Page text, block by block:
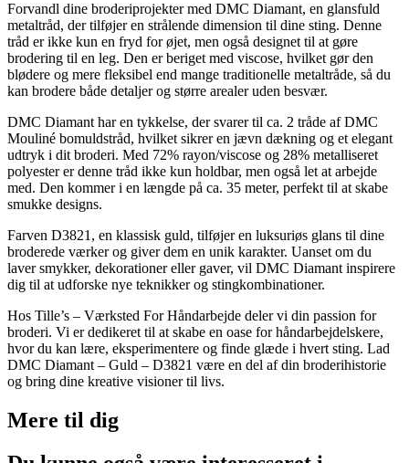
Forvandl dine broderiprojekter med DMC Diamant, en glansfuld
metaltråd, der tilføjer en strålende dimension til dine sting. Denne
tråd er ikke kun en fryd for øjet, men også designet til at gøre
brodering til en leg. Den er beriget med viscose, hvilket gør den
blødere og mere fleksibel end mange traditionelle metaltråde, så du
kan brodere både detaljer og større arealer uden besvær.
DMC Diamant har en tykkelse, der svarer til ca. 2 tråde af DMC
Mouliné bomuldstråd, hvilket sikrer en jævn dækning og et elegant
udtryk i dit broderi. Med 72% rayon/viscose og 28% metalliseret
polyester er denne tråd ikke kun holdbar, men også let at arbejde
med. Den kommer i en længde på ca. 35 meter, perfekt til at skabe
smukke designs.
Farven D3821, en klassisk guld, tilføjer en luksuriøs glans til dine
broderede værker og giver dem en unik karakter. Uanset om du
laver smykker, dekorationer eller gaver, vil DMC Diamant inspirere
dig til at udforske nye teknikker og stingkombinationer.
Hos Tille’s – Værksted For Håndarbejde deler vi din passion for
broderi. Vi er dedikeret til at skabe en oase for håndarbejdelskere,
hvor du kan lære, eksperimentere og finde glæde i hvert sting. Lad
DMC Diamant – Guld – D3821 være en del af din broderihistorie
og bring dine kreative visioner til livs.
Mere til dig